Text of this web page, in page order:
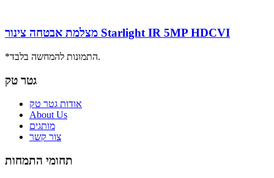
מצלמת אבטחה צינור Starlight IR 5MP HDCVI
*התמונות להמחשה בלבד.
גטר טק
אודות גטר טק
About Us
מותגים
צור קשר
תחומי התמחות